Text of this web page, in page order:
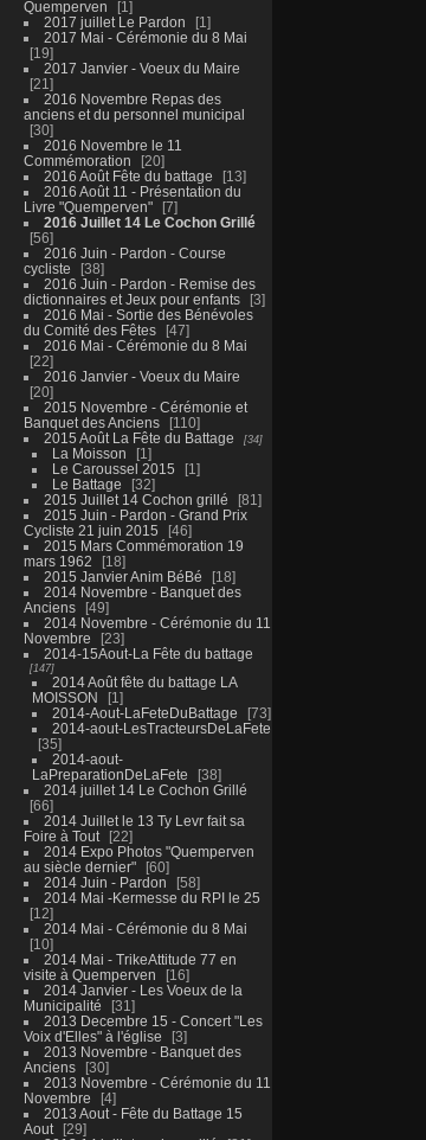
Quemperven
1
2017 juillet Le Pardon
1
2017 Mai - Cérémonie du 8 Mai
19
2017 Janvier - Voeux du Maire
21
2016 Novembre Repas des
anciens et du personnel municipal
30
2016 Novembre le 11
Commémoration
20
2016 Août Fête du battage
13
2016 Août 11 - Présentation du
Livre "Quemperven"
7
2016 Juillet 14 Le Cochon Grillé
56
2016 Juin - Pardon - Course
cycliste
38
2016 Juin - Pardon - Remise des
dictionnaires et Jeux pour enfants
3
2016 Mai - Sortie des Bénévoles
du Comité des Fêtes
47
2016 Mai - Cérémonie du 8 Mai
22
2016 Janvier - Voeux du Maire
20
2015 Novembre - Cérémonie et
Banquet des Anciens
110
2015 Août La Fête du Battage
34
La Moisson
1
Le Caroussel 2015
1
Le Battage
32
2015 Juillet 14 Cochon grillé
81
2015 Juin - Pardon - Grand Prix
Cycliste 21 juin 2015
46
2015 Mars Commémoration 19
mars 1962
18
2015 Janvier Anim BéBé
18
2014 Novembre - Banquet des
Anciens
49
2014 Novembre - Cérémonie du 11
Novembre
23
2014-15Aout-La Fête du battage
147
2014 Août fête du battage LA
MOISSON
1
2014-Aout-LaFeteDuBattage
73
2014-aout-LesTracteursDeLaFete
35
2014-aout-
LaPreparationDeLaFete
38
2014 juillet 14 Le Cochon Grillé
66
2014 Juillet le 13 Ty Levr fait sa
Foire à Tout
22
2014 Expo Photos "Quemperven
au siècle dernier"
60
2014 Juin - Pardon
58
2014 Mai -Kermesse du RPI le 25
12
2014 Mai - Cérémonie du 8 Mai
10
2014 Mai - TrikeAttitude 77 en
visite à Quemperven
16
2014 Janvier - Les Voeux de la
Municipalité
31
2013 Decembre 15 - Concert "Les
Voix d'Elles" à l'église
3
2013 Novembre - Banquet des
Anciens
30
2013 Novembre - Cérémonie du 11
Novembre
4
2013 Aout - Fête du Battage 15
Aout
29